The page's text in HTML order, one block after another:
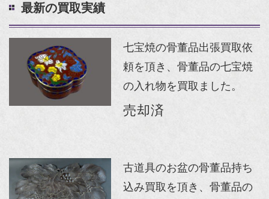
最新の買取実績
七宝焼の骨董品出張買取依
頼を頂き、骨董品の七宝焼
の入れ物を買取ました。
売却済
古道具のお盆の骨董品持ち
込み買取を頂き、骨董品の